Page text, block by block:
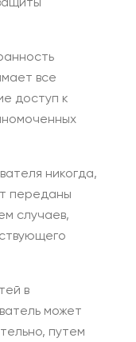
все
доступ к
никогда,
переданы
случаев,
в
может
путем